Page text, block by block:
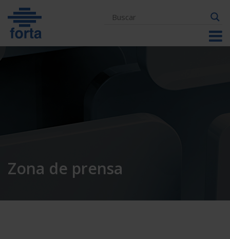
content
Zona de prensa